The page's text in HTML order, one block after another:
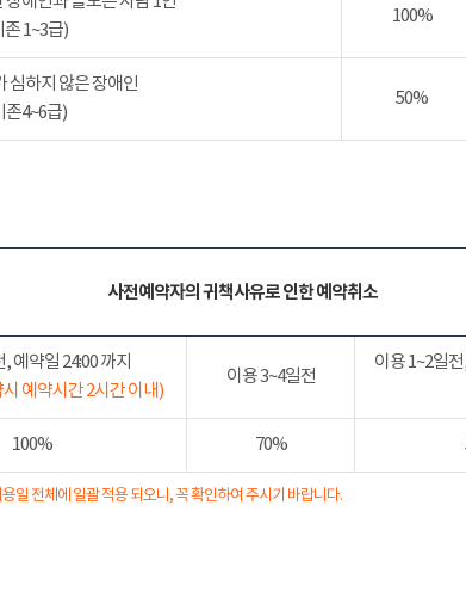
존 1~3급)
100%
심하지 않은 장애인
존4~6급)
50%
사전예약자의 귀책사유로 인한 예약취소
예약일 24:00 까지
예약시간 2시간 이내)
이용 3~4일전
이용 1~2일
100% 70%
일 전체에 일괄 적용 되오니, 꼭 확인하여 주시기 바랍니다.